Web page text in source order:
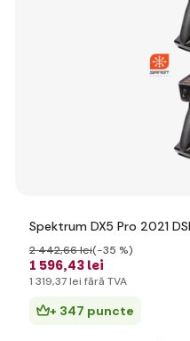
Spektrum DX5 Pro 2021
1 596,43 lei
2 442,66 lei(-35 %)
1 319,37 lei fără TVA
+ 347 puncte